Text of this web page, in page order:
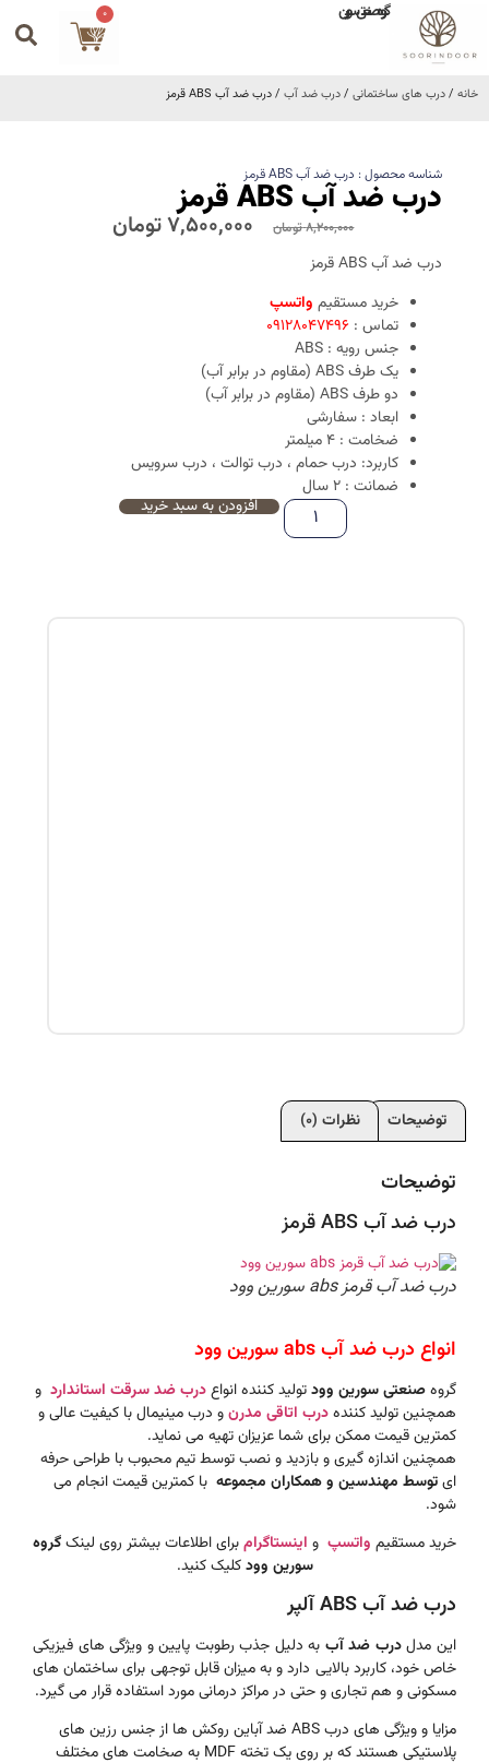
گروه صنعتی سورین 0
خانه /درب های ساختمانی /درب ضد آب / درب ضد آب ABS قرمز
شناسه محصول : درب ضد آب ABS قرمز
درب ضد آب ABS قرمز
8,200,000تومان 7,500,000تومان
درب ضد آب ABS قرمز
خرید مستقیم واتسپ
تماس : 09128047496
جنس رویه : ABS
یک طرف ABS (مقاوم در برابر آب)
دو طرف ABS (مقاوم در برابر آب)
ابعاد : سفارشی
ضخامت : 4 میلمتر
کاربرد: درب حمام ، درب توالت ، درب سرویس
ضمانت : 2 سال
افزودن به سبد خرید
توضیحات نظرات (0)
توضیحات
درب ضد آب ABS قرمز
درب ضد آب قرمز abs سورین وود
انواع درب ضد آب abs سورین وود
گروهصنعتی سورین وودتولید کننده انواعدرب ضد سرقت استاندارد و
همچنین تولید کنندهدرب اتاقی مدرنو درب مینیمال با کیفیت عالی و
کمترین قیمت ممکن برای شما عزیزان تهیه می نماید.
همچنین اندازه گیری و بازدید و نصب توسط تیم محبوب با طراحی حرفه
ایتوسط مهندسین و همکاران مجموعه با کمترین قیمت انجام می
شود.
خرید مستقیم واتسپ و اینستاگرامبرای اطلاعات بیشتر روی لینکگروه
سورین وودکلیک کنید.
درب ضد آب ABS آلپر
این مدلدرب ضد آب به دلیل جذب رطوبت پایین و ویژگی های فیزیکی
خاص خود، کاربرد بالایی دارد و به میزان قابل توجهی برای ساختمان های
مسکونی و هم تجاری و حتی در مراکز درمانی مورد استفاده قرار می گیرد.
مزایا و ویژگی های درب ABS ضد آباین روکش ها از جنس رزین های
پلاستیکی هستند که بر روی یک تخته MDF به صخامت های مختلف